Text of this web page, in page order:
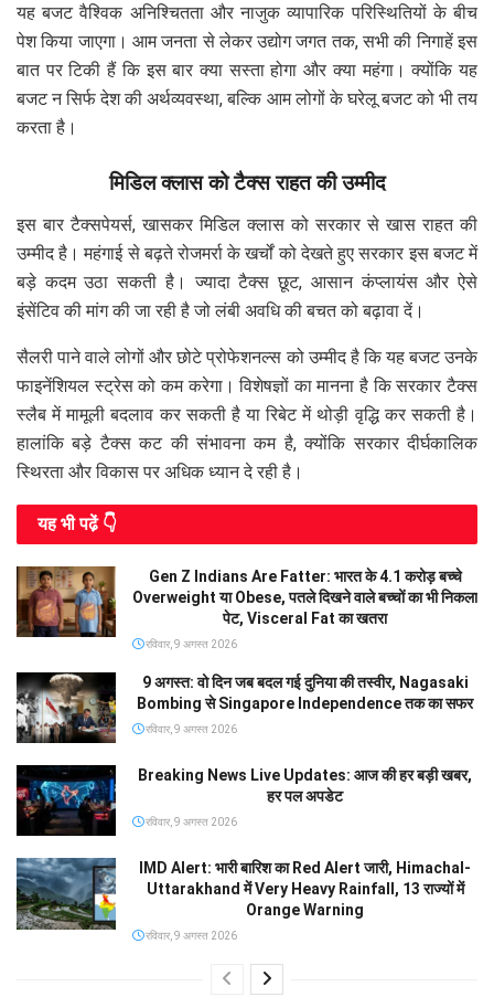
यह बजट वैश्विक अनिश्चितता और नाजुक व्यापारिक परिस्थितियों के बीच
पेश किया जाएगा। आम जनता से लेकर उद्योग जगत तक, सभी की निगाहें इस
बात पर टिकी हैं कि इस बार क्या सस्ता होगा और क्या महंगा। क्योंकि यह
बजट न सिर्फ देश की अर्थव्यवस्था, बल्कि आम लोगों के घरेलू बजट को भी तय
करता है।
मिडिल क्लास को टैक्स राहत की उम्मीद
इस बार टैक्सपेयर्स, खासकर मिडिल क्लास को सरकार से खास राहत की
उम्मीद है। महंगाई से बढ़ते रोजमर्रा के खर्चों को देखते हुए सरकार इस बजट में
बड़े कदम उठा सकती है। ज्यादा टैक्स छूट, आसान कंप्लायंस और ऐसे
इंसेंटिव की मांग की जा रही है जो लंबी अवधि की बचत को बढ़ावा दें।
सैलरी पाने वाले लोगों और छोटे प्रोफेशनल्स को उम्मीद है कि यह बजट उनके
फाइनेंशियल स्ट्रेस को कम करेगा। विशेषज्ञों का मानना है कि सरकार टैक्स
स्लैब में मामूली बदलाव कर सकती है या रिबेट में थोड़ी वृद्धि कर सकती है।
हालांकि बड़े टैक्स कट की संभावना कम है, क्योंकि सरकार दीर्घकालिक
स्थिरता और विकास पर अधिक ध्यान दे रही है।
यह भी पढे़ं 👇
Gen Z Indians Are Fatter: भारत के 4.1 करोड़ बच्चे
Overweight या Obese, पतले दिखने वाले बच्चों का भी निकला
पेट, Visceral Fat का खतरा
रविवार, 9 अगस्त 2026
9 अगस्त: वो दिन जब बदल गई दुनिया की तस्वीर, Nagasaki
Bombing से Singapore Independence तक का सफर
रविवार, 9 अगस्त 2026
Breaking News Live Updates: आज की हर बड़ी खबर,
हर पल अपडेट
रविवार, 9 अगस्त 2026
IMD Alert: भारी बारिश का Red Alert जारी, Himachal-
Uttarakhand में Very Heavy Rainfall, 13 राज्यों में
Orange Warning
रविवार, 9 अगस्त 2026